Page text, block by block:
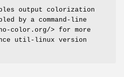
output colorization
by a command-line
color.org/> for more
util-linux version